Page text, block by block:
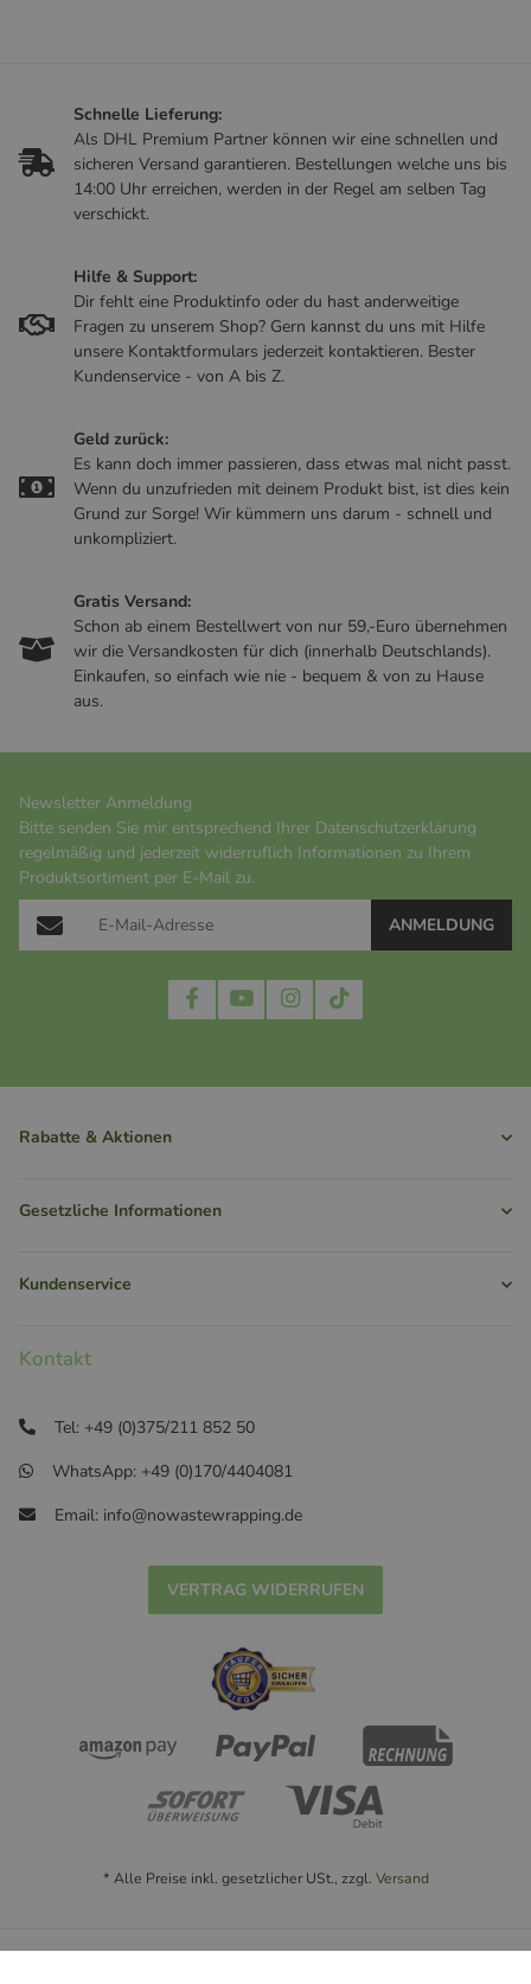
Schnelle Lieferung:
Als DHL Premium Partner können wir eine schnellen und
sicheren Versand garantieren. Bestellungen welche uns bis
14:00 Uhr erreichen, werden in der Regel am selben Tag
verschickt.
Hilfe & Support:
Dir fehlt eine Produktinfo oder du hast anderweitige
Fragen zu unserem Shop? Gern kannst du uns mit Hilfe
unsere Kontaktformulars jederzeit kontaktieren. Bester
Kundenservice - von A bis Z.
Geld zurück:
Es kann doch immer passieren, dass etwas mal nicht passt.
Wenn du unzufrieden mit deinem Produkt bist, ist dies kein
Grund zur Sorge! Wir kümmern uns darum - schnell und
unkompliziert.
Gratis Versand:
Schon ab einem Bestellwert von nur 59,-Euro übernehmen
wir die Versandkosten für dich (innerhalb Deutschlands).
Einkaufen, so einfach wie nie - bequem & von zu Hause
aus.
Newsletter Anmeldung
Bitte senden Sie mir entsprechend Ihrer Datenschutzerklärung
regelmäßig und jederzeit widerruflich Informationen zu Ihrem
Produktsortiment per E-Mail zu.
ANMELDUNG
Rabatte & Aktionen
Gesetzliche Informationen
Kundenservice
Kontakt
Tel: +49 (0)375/211 852 50
WhatsApp: +49 (0)170/4404081
Email: info@nowastewrapping.de
VERTRAG WIDERRUFEN
* Alle Preise inkl. gesetzlicher USt., zzgl. Versand